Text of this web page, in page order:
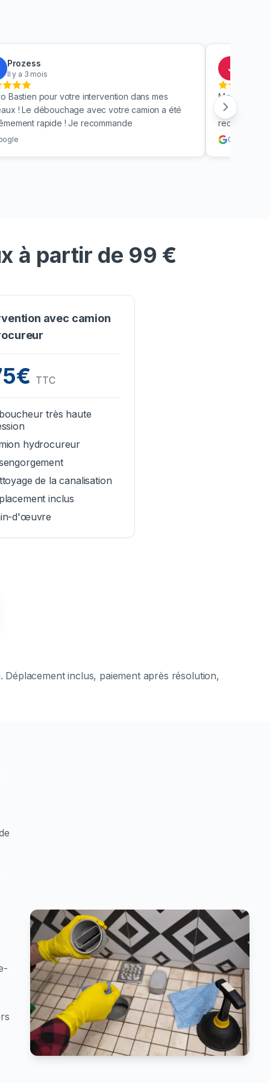
Prozess
Il y a 3 mois
Bastien pour votre intervention dans mes
! Le débouchage avec votre camion a été
rapide ! Je recommande
J
Merci
toilettes en
Google
à partir de 99 €
avec camion
TTC
très haute
hydrocureur
de la canalisation
inclus
d'œuvre
inclus, paiement après résolution,